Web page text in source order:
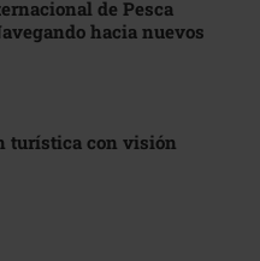
de Pesca
hacia nuevos
turística con visión